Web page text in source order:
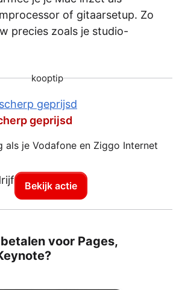
of gitaarsetup. Zo
precies zoals je studio-
kooptip
geprijsd
als je Vodafone en Ziggo Internet
Bekijk actie
voor Pages,